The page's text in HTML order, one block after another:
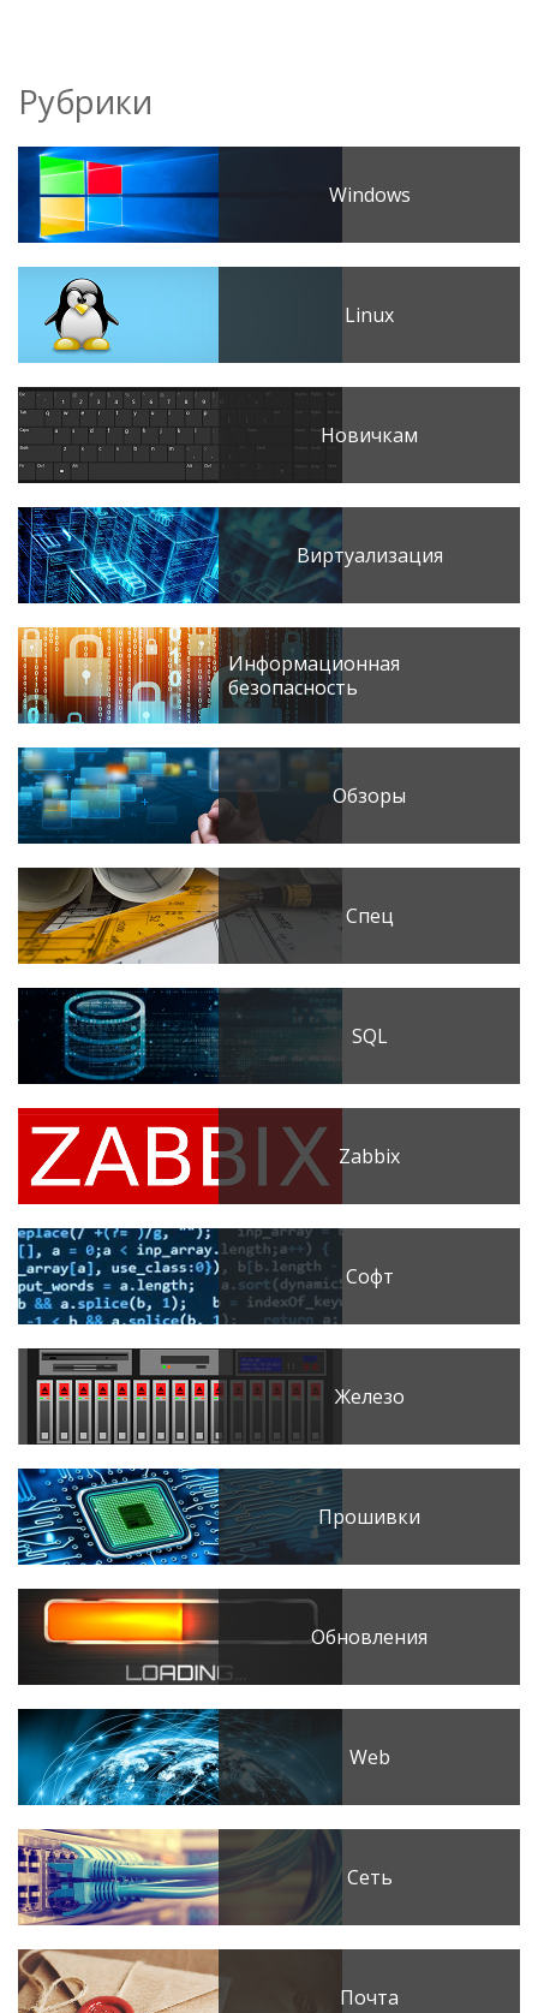
Рубрики
Windows
Linux
Новичкам
Виртуализация
Информационная
безопасность
Обзоры
Спец
SQL
Zabbix
Софт
Железо
Прошивки
Обновления
Web
Сеть
Почта